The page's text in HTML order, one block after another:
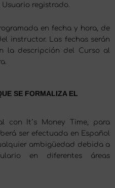
registrado.
en fecha y hora, de
instructor. Las fechas serán
la descripción del Curso al
SE FORMALIZA EL
con It´s Money Time, para
ser efectuada en Español
ambigüedad debida a
en diferentes áreas